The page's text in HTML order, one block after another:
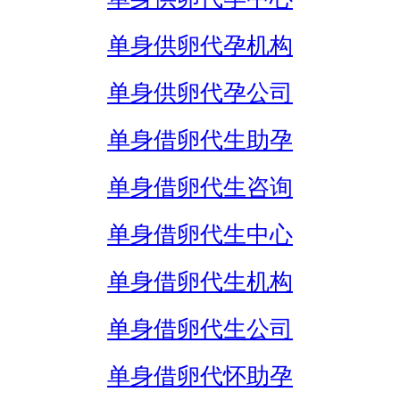
单身供卵代孕机构
单身供卵代孕公司
单身借卵代生助孕
单身借卵代生咨询
单身借卵代生中心
单身借卵代生机构
单身借卵代生公司
单身借卵代怀助孕